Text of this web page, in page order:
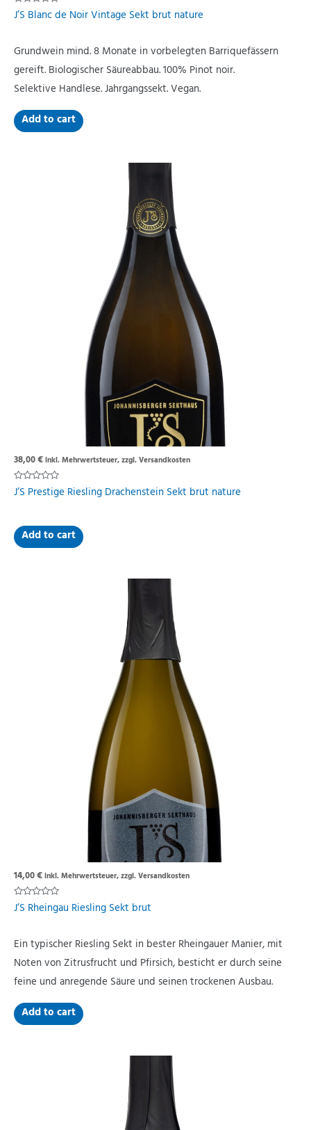
Rated
0
J’S Blanc de Noir Vintage Sekt brut nature
Grundwein mind. 8 Monate in vorbelegten Barriquefässern
gereift. Biologischer Säureabbau. 100% Pinot noir.
Selektive Handlese. Jahrgangssekt. Vegan.
Add to cart
38,00€inkl. Mehrwertsteuer, zzgl. Versandkosten
Rated
0
J’S Prestige Riesling Drachenstein Sekt brut nature
Add to cart
14,00€inkl. Mehrwertsteuer, zzgl. Versandkosten
Rated
0
J’S Rheingau Riesling Sekt brut
Ein typischer Riesling Sekt in bester Rheingauer Manier, mit
Noten von Zitrusfrucht und Pfirsich, besticht er durch seine
feine und anregende Säure und seinen trockenen Ausbau.
Add to cart